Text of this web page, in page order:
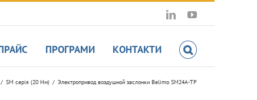
LinkedInYouTube
ПРОГРАМИ КОНТАКТИ
SM серія (20 Hм) Электропривод воздушной заслонки Belimo SM24A-TP